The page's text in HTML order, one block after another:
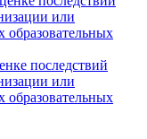
или
последствий
или